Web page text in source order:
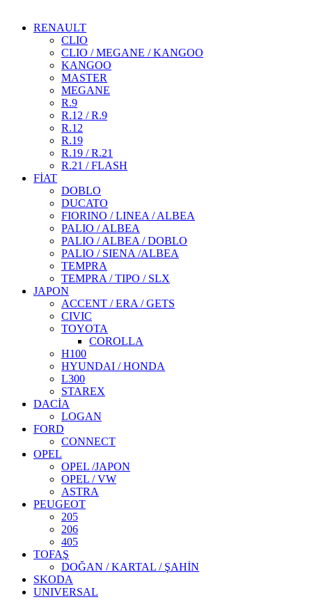
RENAULT
CLIO
CLIO / MEGANE / KANGOO
KANGOO
MASTER
MEGANE
R.9
R.12 / R.9
R.12
R.19
R.19 / R.21
R.21 / FLASH
FİAT
DOBLO
DUCATO
FIORINO / LINEA / ALBEA
PALIO / ALBEA
PALIO / ALBEA / DOBLO
PALIO / SIENA /ALBEA
TEMPRA
TEMPRA / TIPO / SLX
JAPON
ACCENT / ERA / GETS
CIVIC
TOYOTA
COROLLA
H100
HYUNDAI / HONDA
L300
STAREX
DACİA
LOGAN
FORD
CONNECT
OPEL
OPEL /JAPON
OPEL / VW
ASTRA
PEUGEOT
205
206
405
TOFAŞ
DOĞAN / KARTAL / ŞAHİN
SKODA
UNIVERSAL